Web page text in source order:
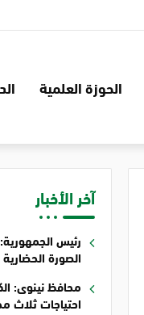
الحوزة العلمية
آخر الأخبار
رئيس
الصورة الحضارية
محافظ نينوى:
احتياجات ثلاث